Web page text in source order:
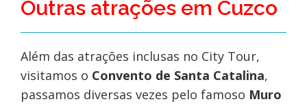
Outras atrações em Cuzco
Além das atrações inclusas no City Tour,
visitamos o Convento de Santa Catalina,
passamos diversas vezes pelo famoso Muro